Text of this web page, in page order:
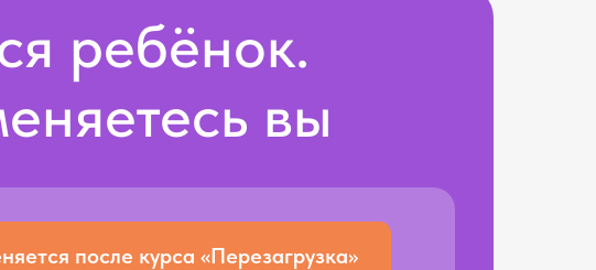
ребёнок.
вы
после курса «Перезагрузка»